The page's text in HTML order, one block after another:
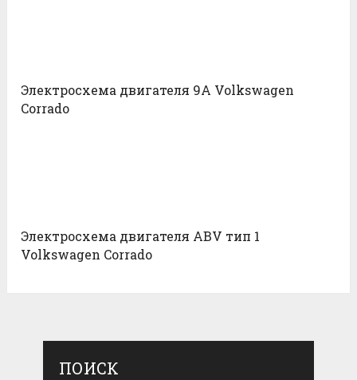
Электросхема двигателя 9A Volkswagen
Corrado
Электросхема двигателя ABV тип 1
Volkswagen Corrado
ПОИСК